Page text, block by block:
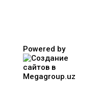
Powered by